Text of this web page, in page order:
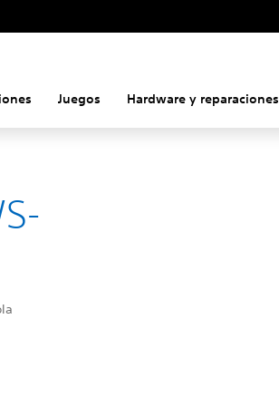
Juegos Hardware y reparaciones